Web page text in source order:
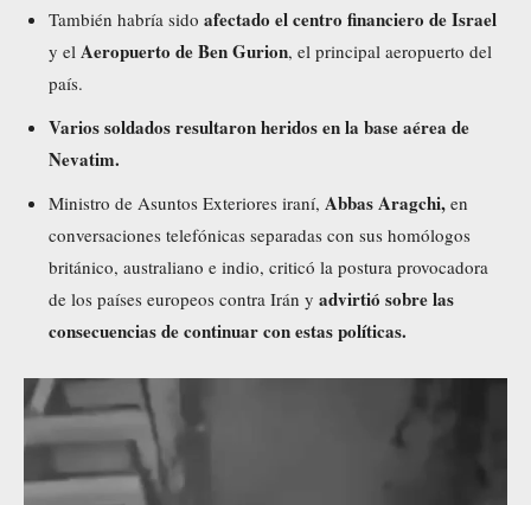
También habría sido afectado el centro financiero de Israel
y el Aeropuerto de Ben Gurion, el principal aeropuerto del
país.
Varios soldados resultaron heridos en la base aérea de
Nevatim.
Ministro de Asuntos Exteriores iraní, Abbas Aragchi, en
conversaciones telefónicas separadas con sus homólogos
británico, australiano e indio, criticó la postura provocadora
de los países europeos contra Irán y advirtió sobre las
consecuencias de continuar con estas políticas.
R